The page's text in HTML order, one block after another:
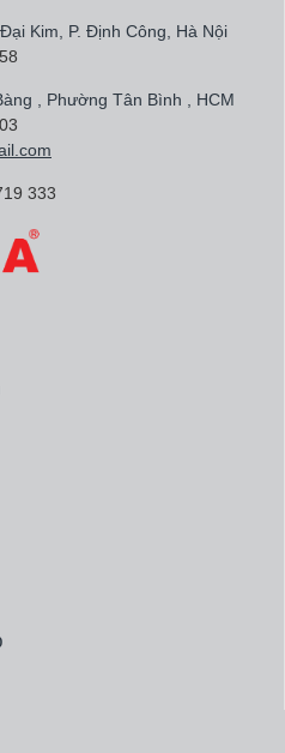
Kim, P. Định Công, Hà Nội
, Phường Tân Bình , HCM
333